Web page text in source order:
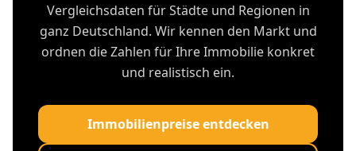
Vergleichsdaten für Städte und Regionen in
ganz Deutschland. Wir kennen den Markt und
ordnen die Zahlen für Ihre Immobilie konkret
und realistisch ein.
Immobilienpreise entdecken